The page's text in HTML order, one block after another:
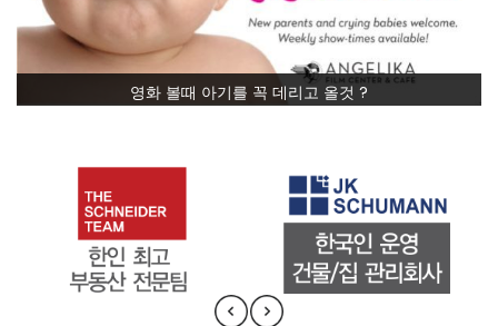
영화 볼때 아기를 꼭 데리고 올것 ?